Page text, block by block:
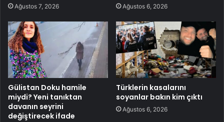
Ağustos 7, 2026 Ağustos 6, 2026
Gülistan Doku hamile
miydi? Yeni tanıktan
davanın seyrini
değiştirecek ifade
Türklerin kasalarını
soyanlar bakın kim çıktı
Ağustos 6, 2026